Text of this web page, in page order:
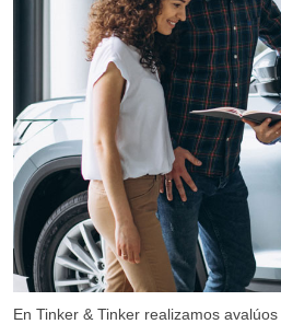
En Tinker & Tinker realizamos